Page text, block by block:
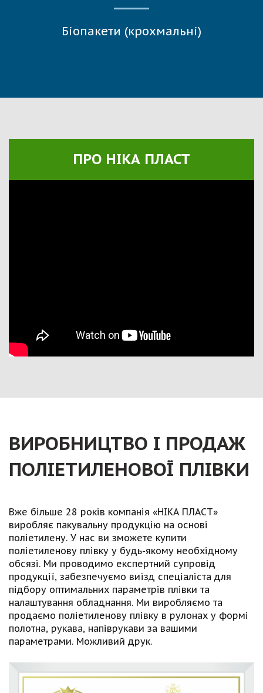
Біопакети (крохмальні)
ПРО НІКА ПЛАСТ
ВИРОБНИЦТВО І ПРОДАЖ
ПОЛІЕТИЛЕНОВОЇ ПЛІВКИ
Вже більше 28 років компанія «НІКА ПЛАСТ»
виробляє пакувальну продукцію на основі
поліетилену. У нас ви зможете купити
поліетиленову плівку у будь-якому необхідному
обсязі. Ми проводимо експертний супровід
продукції, забезпечуємо виїзд спеціаліста для
підбору оптимальних параметрів плівки та
налаштування обладнання. Ми виробляємо та
продаємо поліетиленову плівку в рулонах у формі
полотна, рукава, напіврукави за вашими
параметрами. Можливий друк.